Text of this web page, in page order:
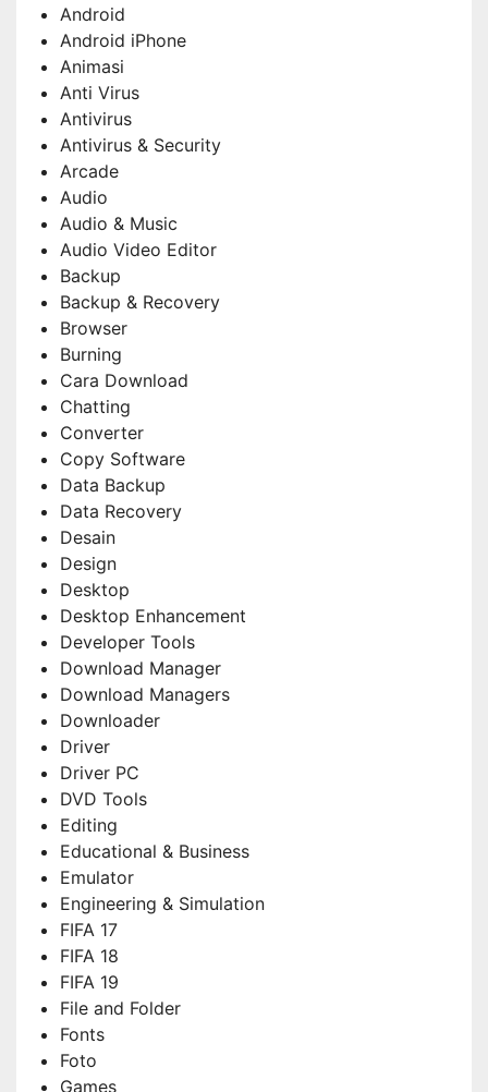
Android
Android iPhone
Animasi
Anti Virus
Antivirus
Antivirus & Security
Arcade
Audio
Audio & Music
Audio Video Editor
Backup
Backup & Recovery
Browser
Burning
Cara Download
Chatting
Converter
Copy Software
Data Backup
Data Recovery
Desain
Design
Desktop
Desktop Enhancement
Developer Tools
Download Manager
Download Managers
Downloader
Driver
Driver PC
DVD Tools
Editing
Educational & Business
Emulator
Engineering & Simulation
FIFA 17
FIFA 18
FIFA 19
File and Folder
Fonts
Foto
Games